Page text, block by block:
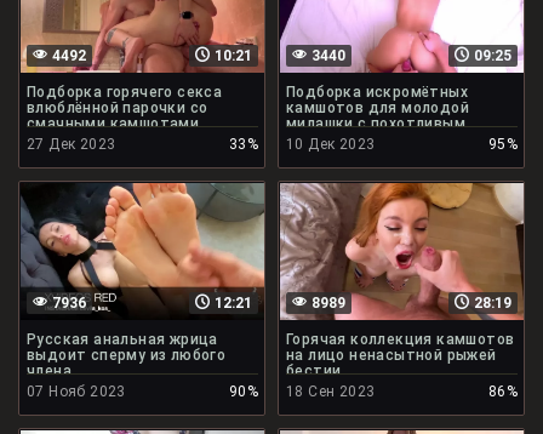
10:21
4492
Подборка горячего секса
влюблённой парочки со
смачными камшотами
27 Дек 2023
33%
09:25
3440
Подборка искромётных
камшотов для молодой
милашки с похотливым
личиком
10 Дек 2023 95%
12:21
7936
Русская анальная жрица
выдоит сперму из любого
члена
07 Нояб 2023
90%
28:19
8989
Горячая коллекция камшотов
на лицо ненасытной рыжей
бестии
18 Сен 2023
86%